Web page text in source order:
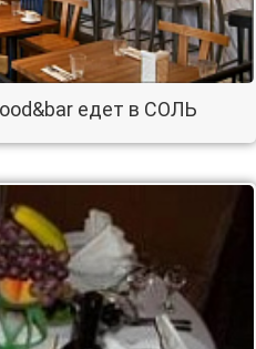
едет в СОЛЬ